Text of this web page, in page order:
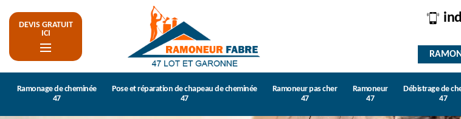
DEVIS GRATUIT
ICI
Ramonage de cheminée
47
Pose et réparation de chapeau de cheminée
47
Ramoneur pas cher
47
Ramoneur
47
Débistrage de
47